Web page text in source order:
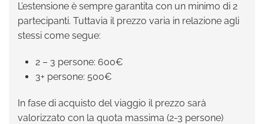
L’estensione è sempre garantita con un minimo di 2
partecipanti. Tuttavia il prezzo varia in relazione agli
stessi come segue:
2 – 3 persone: 600€
3+ persone: 500€
In fase di acquisto del viaggio il prezzo sarà
valorizzato con la quota massima (2-3 persone)